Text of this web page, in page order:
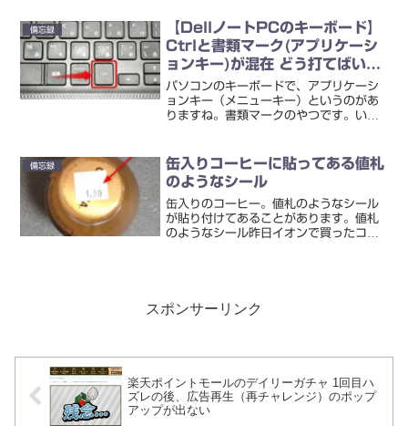
めジェル＞顔・からだ用と書かれていま
す。op...
備忘録
【DellノートPCのキーボード】
Ctrlと書類マーク(アプリケーシ
ョンキー)が混在 どう打てばい
い？
パソコンのキーボードで、アプリケーシ
ョンキー（メニューキー）というのがあ
りますね。書類マークのやつです。いま
と混在というか、一緒のところにありま
す。このキーボードを...
備忘録
缶入りコーヒーに貼ってある値札
のようなシール
缶入りのコーヒー。値札のようなシール
が貼り付けてあることがあります。値札
のようなシール昨日イオンで買ったコー
スポンサーリンク
楽天ポイントモールのデイリーガチャ 1回目ハ
ズレの後、広告再生（再チャレンジ）のポップ
アップが出ない